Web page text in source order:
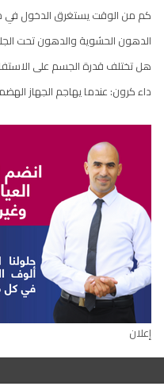
كم من الوقت يستغرق الدخول في
الدهون الحشوية والدهون تحت
هل تختلف قدرة الجسم على
داء كرون: عندما يهاجم الجهاز
إعلان